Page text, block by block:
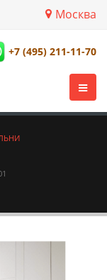
Москва
+7 (495) 211-11-70